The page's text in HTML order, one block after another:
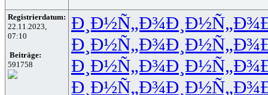
Registrierdatum:
22.11.2023,
07:10
Beiträge:
591758
Ð¸Ð½Ñ„Ð¾Ð¸Ð½Ñ„Ð¾
Ð¸Ð½Ñ„Ð¾Ð¸Ð½Ñ„Ð¾
Ð¸Ð½Ñ„Ð¾Ð¸Ð½Ñ„Ð¾
Ð¸Ð½Ñ„Ð¾Ð¸Ð½Ñ„Ð¾